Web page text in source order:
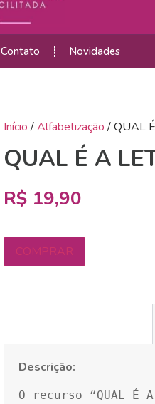
Contato Novidades
Início /Alfabetização / QUAL
QUAL É A
R$ 19,90
COMPRAR
Descrição:
O recurso “QUAL É